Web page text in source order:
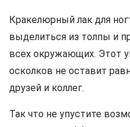
Кракелюрный лак для
выделиться из толпы и
всех окружающих. Этот
осколков не оставит
друзей и коллег.
Так что не упустите